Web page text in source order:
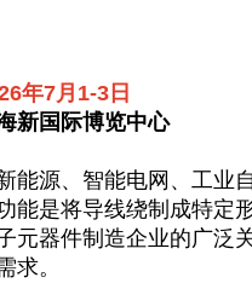
年7月1-3日
国际博览中心
源、智能电网、工业自
能是将导线绕制成特定
元器件制造企业的广泛
求。